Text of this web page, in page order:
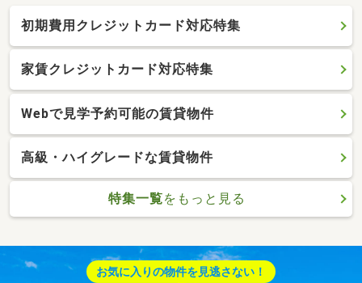
初期費用クレジットカード対応特集
家賃クレジットカード対応特集
Webで見学予約可能の賃貸物件
高級・ハイグレードな賃貸物件
特集一覧をもっと見る
お気に入りの物件を見逃さない！